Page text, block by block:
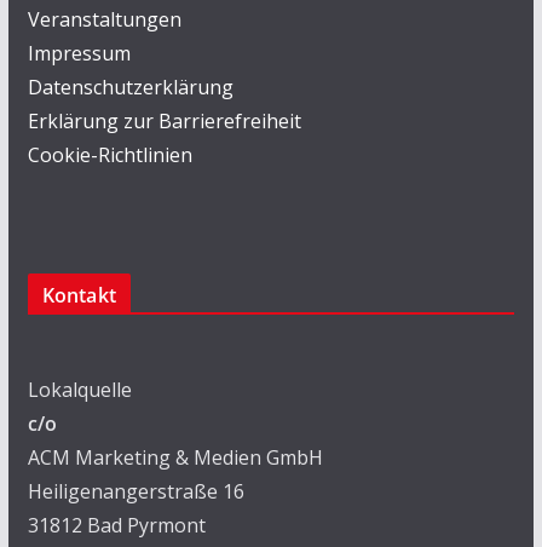
Veranstaltungen
Impressum
Datenschutzerklärung
Erklärung zur Barrierefreiheit
Cookie-Richtlinien
Kontakt
Lokalquelle
c/o
ACM Marketing & Medien GmbH
Heiligenangerstraße 16
31812 Bad Pyrmont